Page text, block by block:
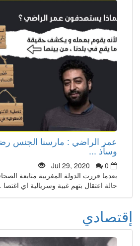
عمر الراضي : مارسنا الجنس
وسأذ ...
Jul 29, 2020
0
بعدما قررت الدولة المغربية متابعة
حالة اعتقال بتهم غبية وسريالية اي اغتصا ...
إقتصادي